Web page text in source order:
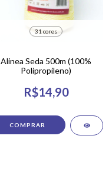
31 cores
Alinea Seda 500m (100%
Polipropileno)
R$14,90
COMPRAR